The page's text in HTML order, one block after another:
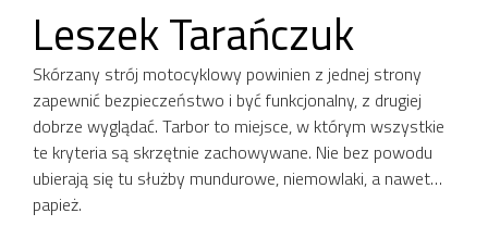
Leszek Tarańczuk
Skórzany strój motocyklowy powinien z jednej strony
zapewnić bezpieczeństwo i być funkcjonalny, z drugiej
dobrze wyglądać. Tarbor to miejsce, w którym wszystkie
te kryteria są skrzętnie zachowywane. Nie bez powodu
ubierają się tu służby mundurowe, niemowlaki, a nawet…
papież.